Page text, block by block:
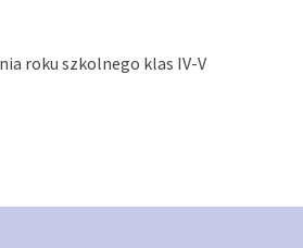
roku szkolnego klas IV-V